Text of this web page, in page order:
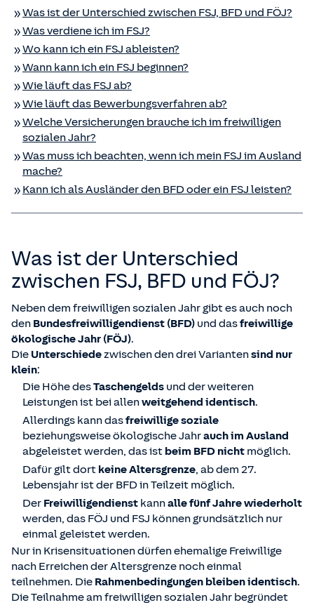
Was ist der Unterschied zwischen FSJ, BFD und FÖJ?
Was verdiene ich im FSJ?
Wo kann ich ein FSJ ableisten?
Wann kann ich ein FSJ beginnen?
Wie läuft das FSJ ab?
Wie läuft das Bewerbungsverfahren ab?
Welche Versicherungen brauche ich im freiwilligen
sozialen Jahr?
Was muss ich beachten, wenn ich mein FSJ im Ausland
mache?
Kann ich als Ausländer den BFD oder ein FSJ leisten?
Was ist der Unterschied
zwischen FSJ, BFD und FÖJ?
Neben dem freiwilligen sozialen Jahr gibt es auch noch
den Bundesfreiwilligendienst (BFD) und dasfreiwillige
ökologische Jahr (FÖJ).
Die Unterschiedezwischen den drei Variantensind nur
klein:
Die Höhe desTaschengelds und der weiteren
Leistungen ist bei allenweitgehend identisch.
Allerdings kann dasfreiwillige soziale
beziehungsweise ökologische Jahrauch im Ausland
abgeleistet werden, das ist beim BFD nicht möglich.
Dafür gilt dort keine Altersgrenze, ab dem 27.
Lebensjahr ist der BFD in Teilzeit möglich.
Der Freiwilligendienst kannalle fünf Jahre wiederholt
werden, das FÖJ und FSJ können grundsätzlich nur
einmal geleistet werden.
Nur in Krisensituationen dürfen ehemalige Freiwillige
nach Erreichen der Altersgrenze noch einmal
teilnehmen. Die Rahmenbedingungen bleiben identisch.
Die Teilnahme am freiwilligen sozialen Jahr begründet